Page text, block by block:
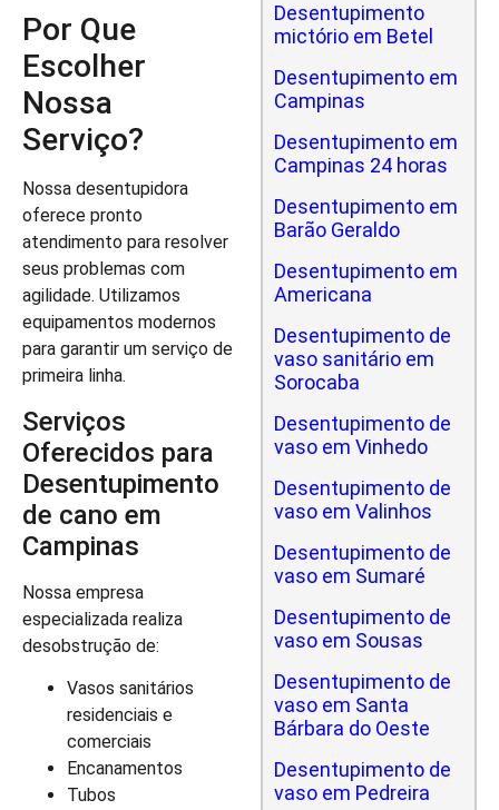
Por Que
Escolher
Nossa
Serviço?
Nossa desentupidora
oferece pronto
atendimento para resolver
seus problemas com
agilidade. Utilizamos
equipamentos modernos
para garantir um serviço de
primeira linha.
Serviços
Oferecidos para
Desentupimento
de cano em
Campinas
Nossa empresa
especializada realiza
desobstrução de:
Vasos sanitários
residenciais e
comerciais
Encanamentos
Tubos
Desentupimento
mictório em Betel
Desentupimento em
Campinas
Desentupimento em
Campinas 24 horas
Desentupimento em
Barão Geraldo
Desentupimento em
Americana
Desentupimento de
vaso sanitário em
Sorocaba
Desentupimento de
vaso em Vinhedo
Desentupimento de
vaso em Valinhos
Desentupimento de
vaso em Sumaré
Desentupimento de
vaso em Sousas
Desentupimento de
vaso em Santa
Bárbara do Oeste
Desentupimento de
vaso em Pedreira